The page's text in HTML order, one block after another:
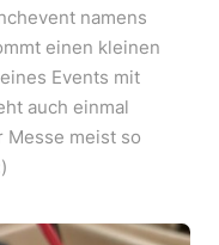
namens
einen kleinen
Events mit
auch einmal
Messe meist so